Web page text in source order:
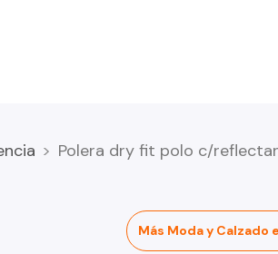
Polera dry fit polo c/
Más Moda y Calzado